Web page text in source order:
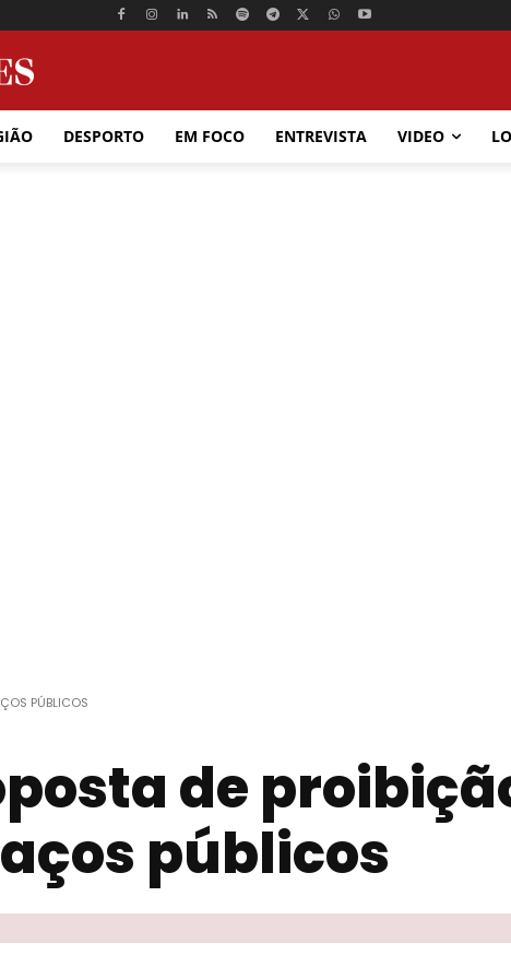
DESPORTO EM FOCO ENTREVISTA VIDEO
PÚBLICOS
de
públicos